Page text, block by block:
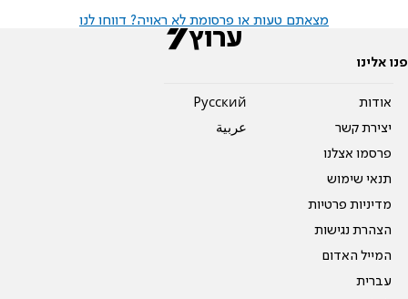
מצאתם טעות או פרסומת לא ראויה? דווחו לנו
פנו אלינו
אודות
יצירת קשר
פרסמו אצלנו
תנאי שימוש
מדיניות פרטיות
הצהרת נגישות
המייל האדום
עברית
Pусский
عربية